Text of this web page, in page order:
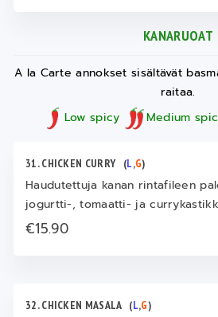
KANARUOAT
A la Carte annokset sisältävät
raitaa.
Low spicy
Medium
31. CHICKEN CURRY (L,G)
Haudutettuja kanan rintafileen
jogurtti-, tomaatti- ja
€15.90
32. CHICKEN MASALA (L,G)